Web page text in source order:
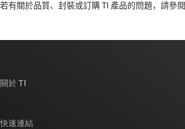
若有關於品質、封裝或訂購 TI 產品的問題，請參閱
關於 TI
快速連結